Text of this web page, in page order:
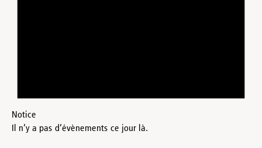
Notice
Il n’y a pas d’évènements ce jour là.